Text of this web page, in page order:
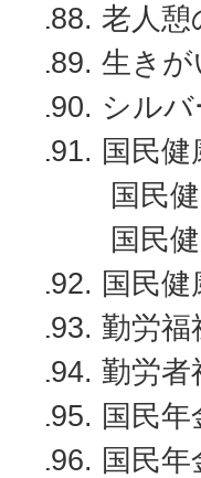
老人憩
生きが
シル
国民
国民
国民
国民
勤労福
勤労者
国民
国民